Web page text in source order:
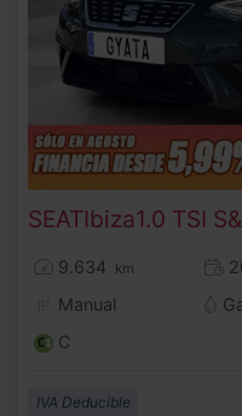
SEATIbiza
9.634 km
Manual
C
IVA Deducible